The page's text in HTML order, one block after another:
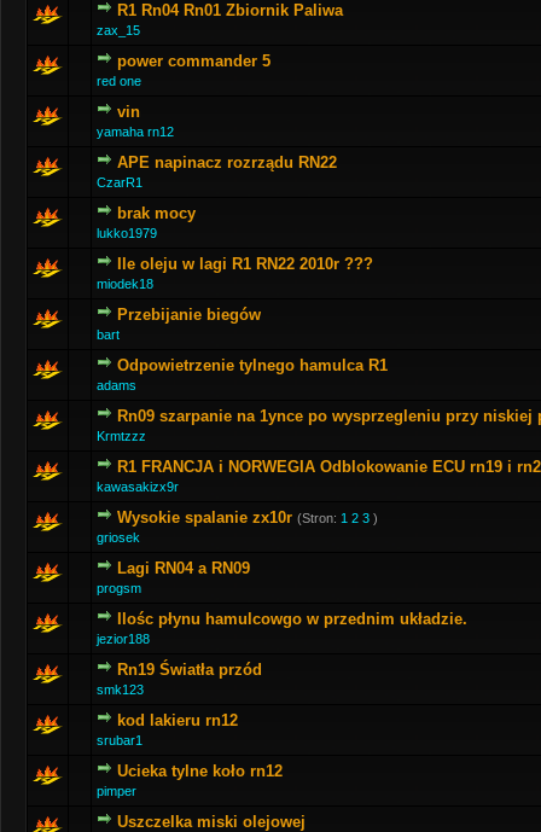
R1 Rn04 Rn01 Zbiornik Paliwa
zax_15
power commander 5
red one
vin
yamaha rn12
APE napinacz rozrządu RN22
CzarR1
brak mocy
lukko1979
Ile oleju w lagi R1 RN22 2010r ???
miodek18
Przebijanie biegów
bart
Odpowietrzenie tylnego hamulca R1
adams
Rn09 szarpanie na 1ynce po wysprzegleniu przy niskiej
Krmtzzz
R1 FRANCJA i NORWEGIA Odblokowanie ECU rn19 i
kawasakizx9r
Wysokie spalanie zx10r (Stron: 1 2 3 )
griosek
Lagi RN04 a RN09
progsm
Ilośc płynu hamulcowgo w przednim układzie.
jezior188
Rn19 Światła przód
smk123
kod lakieru rn12
srubar1
Ucieka tylne koło rn12
pimper
Uszczelka miski olejowej